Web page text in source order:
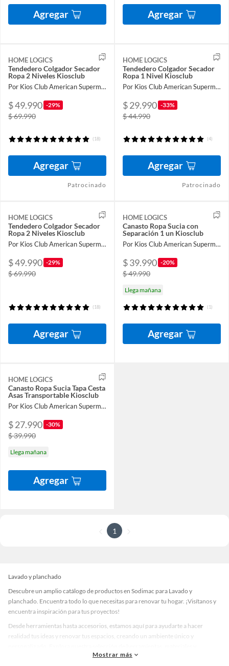
Agregar Agregar
HOME LOGICS
Tendedero Colgador Secador
Ropa 2 Niveles Kiosclub
Por Kios Club American Supermarket
$ 49.990 -29%
$ 69.990
(18)
Agregar
Patrocinado
HOME LOGICS
Tendedero Colgador Secador
Ropa 1 Nivel Kiosclub
Por Kios Club American Supermarket
$ 29.990 -33%
$ 44.990
(4)
Agregar
Patrocinado
HOME LOGICS
Tendedero Colgador Secador
Ropa 2 Niveles Kiosclub
Por Kios Club American Supermarket
$ 49.990 -29%
$ 69.990
(18)
Agregar
HOME LOGICS
Canasto Ropa Sucia con
Separación 1 un Kiosclub
Por Kios Club American Supermarket
$ 39.990 -20%
$ 49.990
Llega mañana
(1)
Agregar
HOME LOGICS
Canasto Ropa Sucia Tapa Cesta
Asas Transportable Kiosclub
Por Kios Club American Supermarket
$ 27.990 -30%
$ 39.990
Llega mañana
Agregar
1
Lavado y planchado
Descubre un amplio catálogo de productos en Sodimac para Lavado y
planchado. Encuentra todo lo que necesitas para renovar tu hogar. ¡Visítanos y
encuentra inspiración para tus proyectos!
Desde herramientas hasta accesorios, estamos aquí para ayudarte a hacer
realidad tus ideas y renovar tus espacios, creando un ambiente único y
accesorios de calidad que te ayudarán a crear un espacio más tú.
Mostrar más